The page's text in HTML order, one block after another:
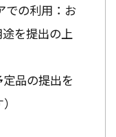
の利用：お
を提出の上
定品の提出を